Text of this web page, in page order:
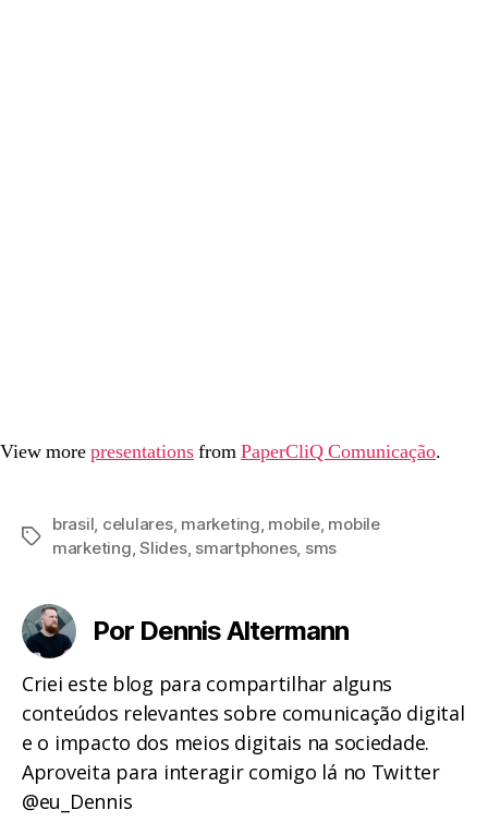
View morepresentationsfromPaperCliQ Comunicação.
Tags
brasil celulares, marketing mobile, mobile
marketing ,Slides, smartphones, sms
Por Dennis Altermann
Criei este blog para compartilhar alguns
conteúdos relevantes sobre comunicação digital
e o impacto dos meios digitais na sociedade.
Aproveita para interagir comigo lá no Twitter
@eu_Dennis